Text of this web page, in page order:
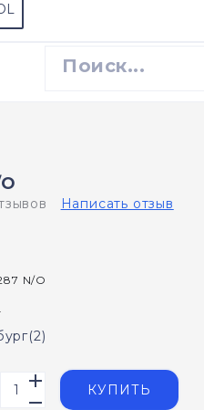
Написать отзыв
N/O
КУПИТЬ